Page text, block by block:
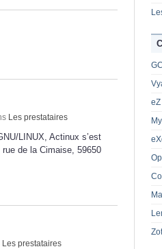
Les prestataires
LINUX, Actinux s’est
de la Cimaise, 59650
Les prestataires